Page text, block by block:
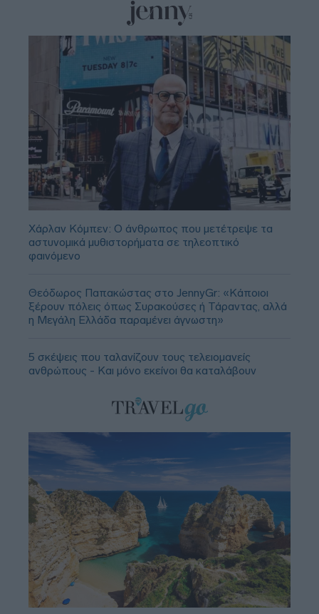
Χάρλαν Κόμπεν: Ο άνθρωπος που μετέτρεψε τα
αστυνομικά μυθιστορήματα σε τηλεοπτικό
φαινόμενο
Θεόδωρος Παπακώστας στο JennyGr: «Κάποιοι
ξέρουν πόλεις όπως Συρακούσες ή Τάραντας, αλλά
η Μεγάλη Ελλάδα παραμένει άγνωστη»
5 σκέψεις που ταλανίζουν τους τελειομανείς
ανθρώπους - Και μόνο εκείνοι θα καταλάβουν